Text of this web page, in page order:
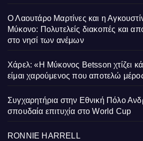
Ο Λαουτάρο Μαρτίνες και η
Μύκονο: Πολυτελείς διακοπές και
στο νησί των ανέμων
Χάρελ: «Η Μύκονος Betsson χτίζει
είμαι χαρούμενος που αποτελώ
Συγχαρητήρια στην Εθνική Πόλο
σπουδαία επιτυχία στο World Cup
RONNIE HARRELL